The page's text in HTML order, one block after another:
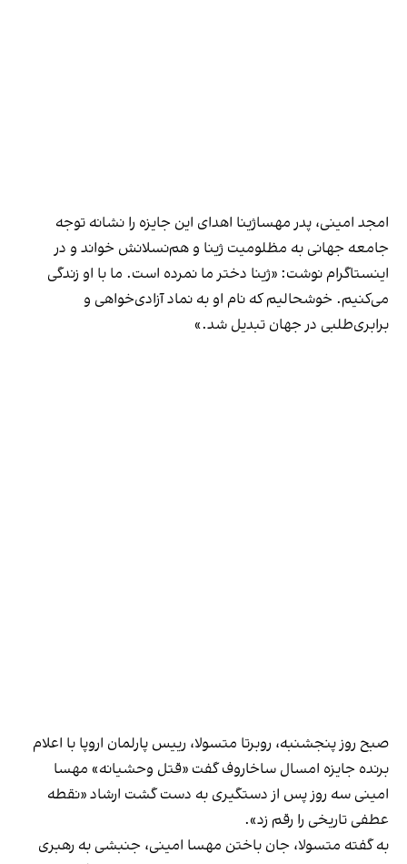
امجد امینی، پدر مهساژینا اهدای این جایزه را نشانه توجه
جامعه جهانی به مظلومیت ژینا و هم‌نسلانش خواند و در
اینستاگرام نوشت: «ژینا دختر ما نمرده است. ما با او زندگی
می‌کنیم. خوشحالیم که نام او به نماد آزادی‌خواهی و
برابری‌طلبی در جهان تبدیل شد.»
صبح روز پنجشنبه، روبرتا متسولا، رییس پارلمان اروپا با اعلام
برنده جایزه امسال ساخاروف گفت «قتل وحشیانه» مهسا
امینی سه روز پس از دستگیری به دست گشت ارشاد «نقطه
عطفی تاریخی را رقم زد».
به گفته متسولا، جان باختن مهسا امینی، جنبشی به رهبری